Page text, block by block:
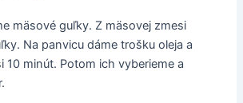
mäsové guľky. Z mäsovej zmesi
Na panvicu dáme trošku oleja a
10 minút. Potom ich vyberieme a